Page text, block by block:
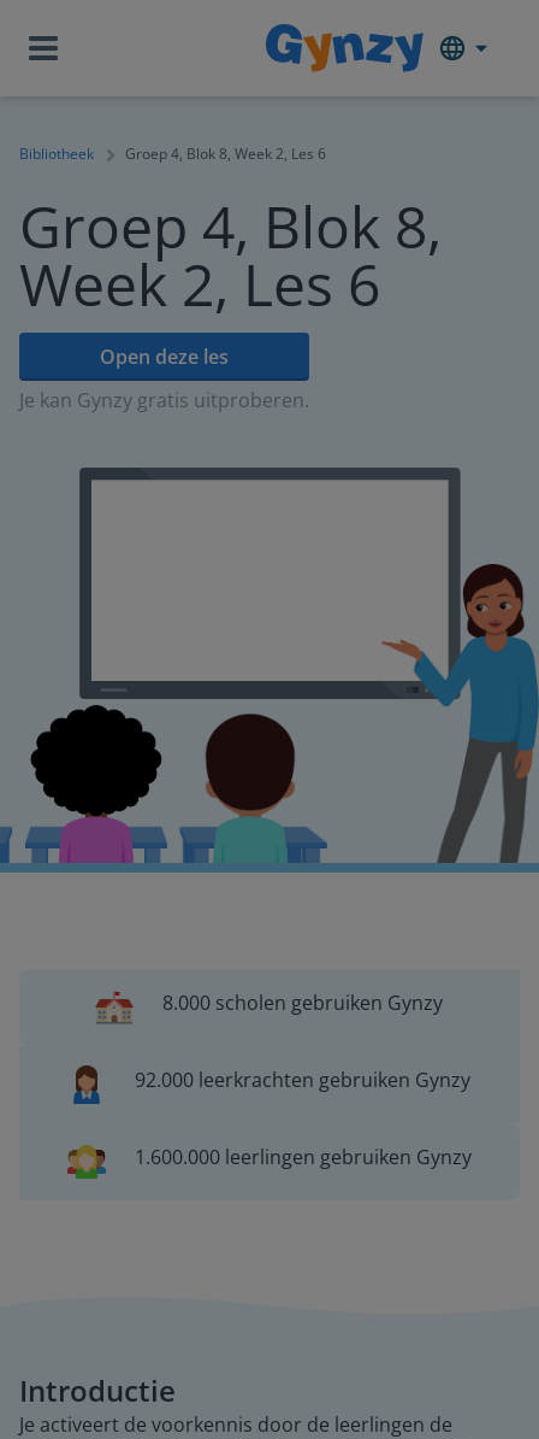
Bibliotheek Groep 4, Blok 8, Week 2, Les 6
Groep 4, Blok 8,
Week 2, Les 6
Open deze les
Je kan Gynzy gratis uitproberen.
8.000 scholen gebruiken Gynzy
92.000 leerkrachten gebruiken Gynzy
1.600.000 leerlingen gebruiken Gynzy
Introductie
Je activeert de voorkennis door de leerlingen de